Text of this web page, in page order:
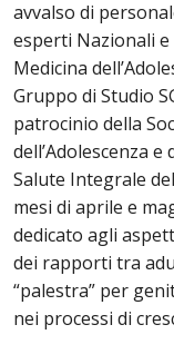
avvalso di
esperti Nazionali
Medicina
Gruppo di Studio
patrocinio della
dell’Adolescenza
Salute Integrale
mesi di aprile e
dedicato agli
dei rapporti tra
“palestra” per
nei processi di